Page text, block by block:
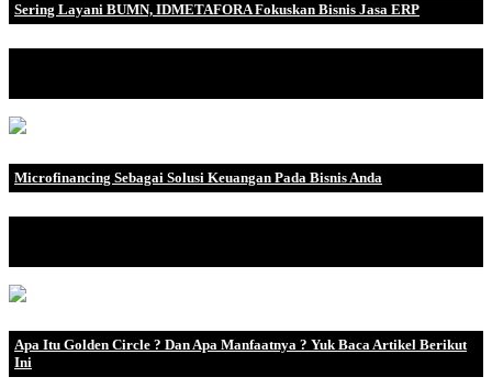
Sering Layani BUMN, IDMETAFORA Fokuskan Bisnis Jasa ERP
Microfinancing Sebagai Solusi Keuangan Pada Bisnis Anda
Apa Itu Golden Circle ? Dan Apa Manfaatnya ? Yuk Baca Artikel Berikut
Ini